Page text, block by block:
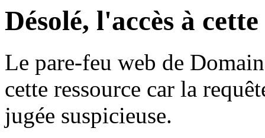
Désolé, l'accès à
Le pare-feu web de
cette ressource car la
jugée suspicieuse.